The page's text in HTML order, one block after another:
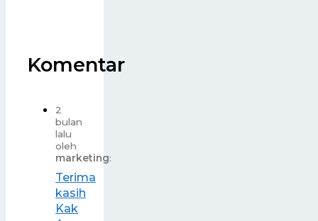
Komentar
2
bulan
lalu
oleh
marketing:
Terima
kasih
Kak